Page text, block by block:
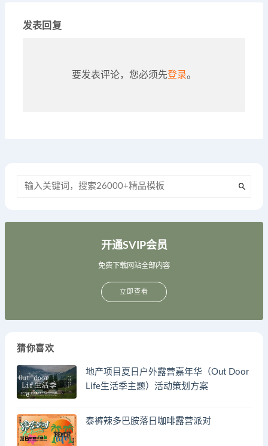
发表回复
要发表评论，您必须先登录。
开通SVIP会员
免费下载网站全部内容
立即查看
猜你喜欢
地产项目夏日户外露营嘉年华（Out Door
Life生活季主题）活动策划方案
泰裤辣多巴胺落日咖啡露营派对